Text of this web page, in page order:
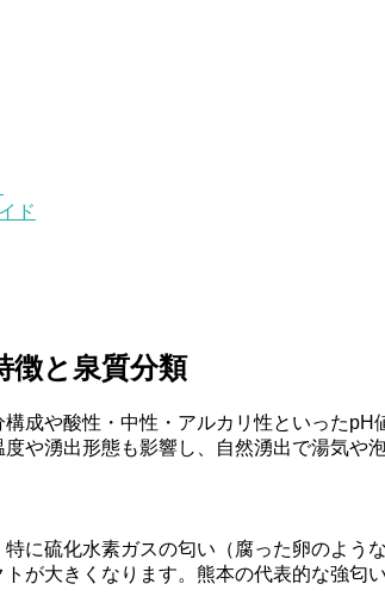
ド
徴と泉質分類
成や酸性・中性・アルカリ性といった
や湧出形態も影響し、自然湧出で湯気や
に硫化水素ガスの匂い（腐った卵のよう
が大きくなります。熊本の代表的な強匂